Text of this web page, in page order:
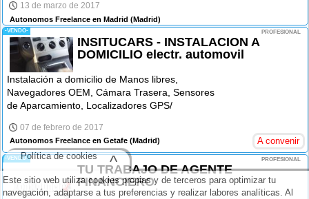
13 de marzo de 2017
Autonomos Freelance en Madrid (Madrid)
-VENDO- PROFESIONAL
INSITUCARS - INSTALACION A
DOMICILIO electr. automovil
Instalación a domicilio de Manos libres,
Navegadores OEM, Cámara Trasera, Sensores
de Aparcamiento, Localizadores GPS/
07 de febrero de 2017
Autonomos Freelance en Getafe (Madrid) A convenir
-VENDO- PROFESIONAL
TU TRABAJO DE AGENTE
FINANCIERO
Este sitio web utiliza cookies propias y de terceros para optimizar tu
navegación, adaptarse a tus preferencias y realizar labores analíticas. Al
Política de cookies ^